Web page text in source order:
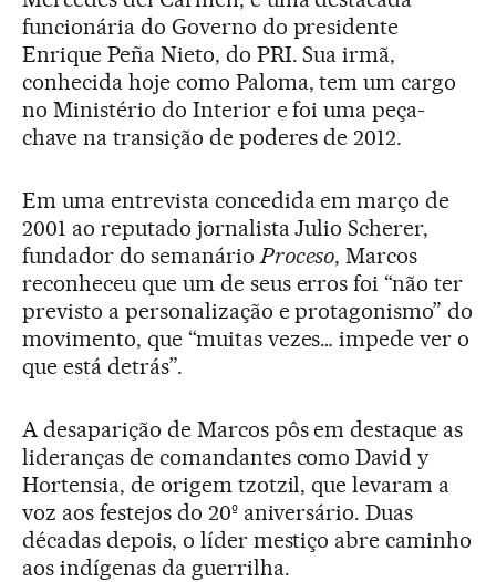
funcionária do Governo do presidente
Enrique Peña Nieto, do PRI. Sua irmã,
conhecida hoje como Paloma, tem um cargo
no Ministério do Interior e foi uma peça-
chave na transição de poderes de 2012.
Em uma entrevista concedida em março de
2001 ao reputado jornalista Julio Scherer,
fundador do semanário Proceso, Marcos
reconheceu que um de seus erros foi “não ter
previsto a personalização e protagonismo” do
movimento, que “muitas vezes… impede ver o
que está detrás”.
A desaparição de Marcos pôs em destaque as
lideranças de comandantes como David y
Hortensia, de origem tzotzil, que levaram a
voz aos festejos do 20º aniversário. Duas
décadas depois, o líder mestiço abre caminho
aos indígenas da guerrilha.